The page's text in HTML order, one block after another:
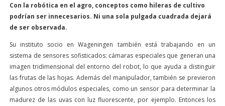
Con la robótica en el agro, conceptos como hileras de cultivo
podrían ser innecesarios. Ni una sola pulgada cuadrada dejará
de ser observada.
Su instituto socio en Wageningen también está trabajando en un
sistema de sensores sofisticados: cámaras especiales que generan una
imagen tridimensional del entorno del robot, lo que ayuda a distinguir
las frutas de las hojas. Además del manipulador, también se previeron
algunos otros módulos especiales, como un sensor para determinar la
madurez de las uvas con luz fluorescente, por ejemplo. Entonces los